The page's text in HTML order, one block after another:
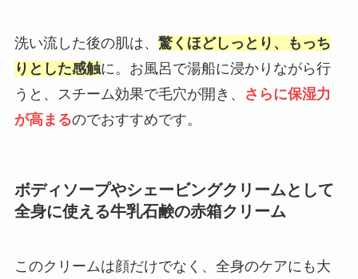
洗い流した後の肌は、 驚くほどしっとり、もっち
りとした感触に。お風呂で湯船に浸かりながら行
うと、スチーム効果で毛穴が開き、
さらに保湿力
が高まるのでおすすめです。
ボディソープやシェービングクリームとして
全身に使える牛乳石鹸の赤箱クリーム
このクリームは顔だけでなく、全身のケアにも大